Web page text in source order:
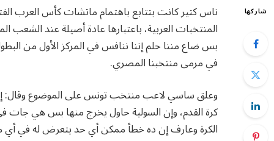
شاركها
ناس كتير كانت بتتابع باهتمام ماتشات كأس العرب
المنتخبات العربية، باعتبارها عادة أصيلة عند
بس ضاع مننا حلم إننا ننافس في المركز الأول من
في مرمى منتخبنا المصري.
وعلق ساسي لاعب منتخب تونس على الموضوع وقال:
كرة القدم، وإن السولية حاول يخرج منها بس هي
الكرة وعارف إن ده خطأ ممكن أي حد يتعرض له في